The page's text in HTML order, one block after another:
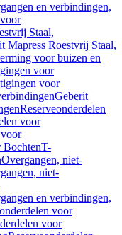
en verbindingen,
Staal,
Mapress Roestvrij Staal,
voor buizen en
voor
voor
Geberit
Reserveonderdelen
voor
BochtenT-
Overgangen, niet-
niet-
en verbindingen,
voor
voor